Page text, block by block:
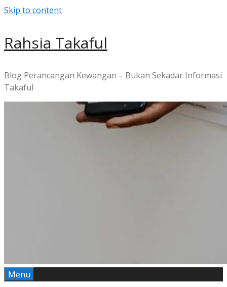
Skip to content
Rahsia Takaful
Blog Perancangan Kewangan – Bukan Sekadar Informasi
Takaful
Menu